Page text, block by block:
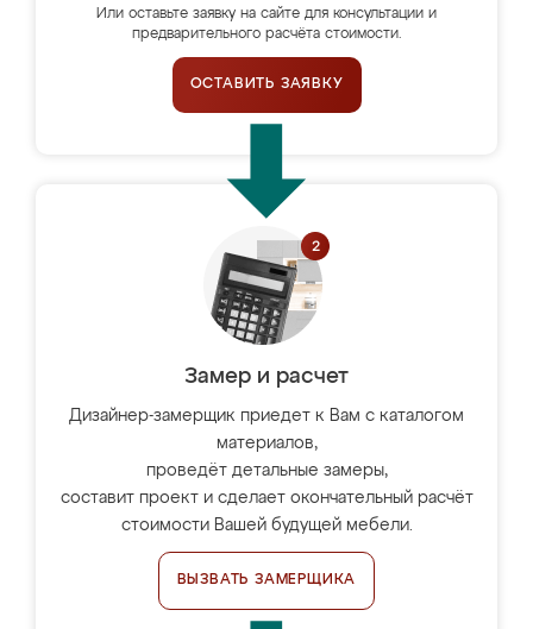
Или оставьте заявку на сайте для консультации и
предварительного расчёта стоимости.
ОСТАВИТЬ ЗАЯВКУ
Замер и расчет
Дизайнер-замерщик приедет к Вам с каталогом
материалов,
проведёт детальные замеры,
составит проект и сделает окончательный расчёт
стоимости Вашей будущей мебели.
ВЫЗВАТЬ ЗАМЕРЩИКА